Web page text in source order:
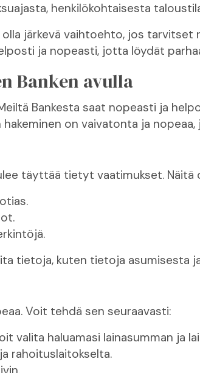
henkilökohtaisesta
järkevä vaihtoehto, jos
ja nopeasti, jotta löydät
Banken avulla
Bankesta saat nopeasti ja
on vaivatonta ja
täyttää tietyt vaatimukset. Näitä
tietoja, kuten tietoja asumisesta
Voit tehdä sen seuraavasti:
valita haluamasi lainasumman ja
rahoituslaitokselta.